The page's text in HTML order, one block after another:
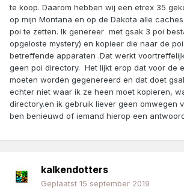
te koop. Daarom hebben wij een etrex 35
op mijn Montana en op de Dakota alle
poi te zetten. Ik genereer met gsak 3 poi
opgeloste mystery) en kopieer die naar de
betreffende apparaten .Dat werkt
geen poi directory. Het lijkt erop dat voor de
moeten worden gegenereerd en dat doet
echter niet waar ik ze heen moet kopieren,
directory.en ik gebruik liever geen omwegen
ben benieuwd of iemand hierop een
kalkendotters
Geplaatst 15 september 2019